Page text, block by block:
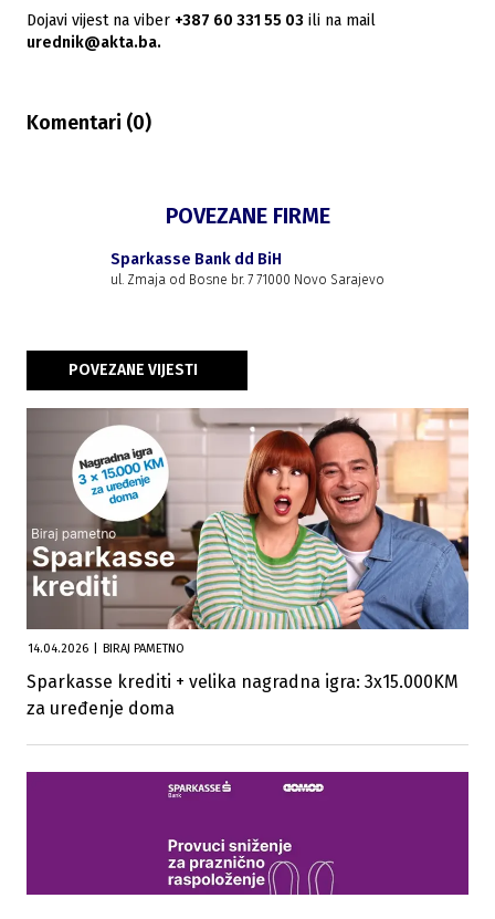
Dojavi vijest na viber +387 60 331 55 03 ili na mail
urednik@akta.ba.
Komentari (0)
POVEZANE FIRME
Sparkasse Bank dd BiH
ul. Zmaja od Bosne br. 7 71000 Novo Sarajevo
POVEZANE VIJESTI
14.04.2026 BIRAJ PAMETNO
Sparkasse krediti + velika nagradna igra: 3x15.000KM
za uređenje doma